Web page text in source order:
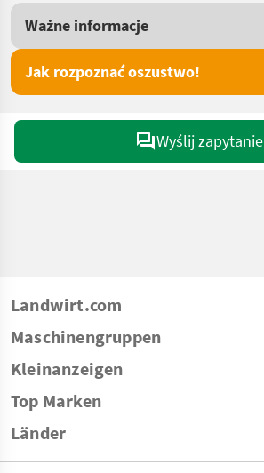
Ważne informacje
Jak rozpoznać oszustwo!
Wyślij zapytanie
Landwirt.com
Maschinengruppen
Kleinanzeigen
Top Marken
Länder